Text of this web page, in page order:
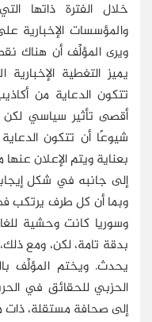
خلال الفترة ذاتها
والمؤسسات الإخبارية
ويرى المؤلِّف أن هناك
يميز التغطية
تتكون الدعاية من
أقصى تأثير سياسي لكن
شيوعًا أن تتكون
بعناية ويتم الإعلان
إلى جانبه في شكل
وبما أن كل طرف يرتكب
وسوريا كانت وحشية
بدقة تامة، لكن، ومع
يحدث. ويختم المؤلِّف
الحزبي للحقائق في
إلى صحافة مستقلة، ذات